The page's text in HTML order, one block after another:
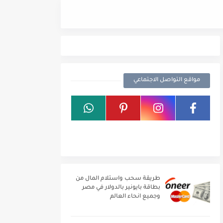
مواقع التواصل الاجتماعي
طريقة سحب واستلام المال من
بطاقة بايونير بالدولار في مصر
وجميع انحاء العالم